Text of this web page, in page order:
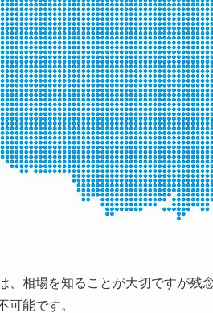
、相場を知ることが大切ですが残
可能です。